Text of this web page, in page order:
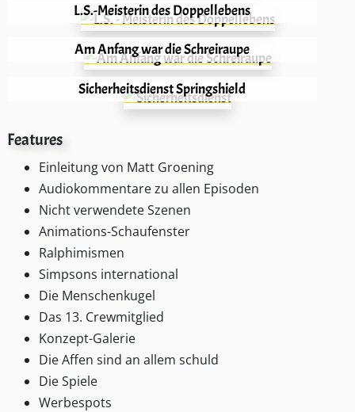
L.S.-Meisterin des Doppellebens
Am Anfang war die Schreiraupe
Sicherheitsdienst Springshield
Features
Einleitung von Matt Groening
Audiokommentare zu allen Episoden
Nicht verwendete Szenen
Animations-Schaufenster
Ralphimismen
Simpsons international
Die Menschenkugel
Das 13. Crewmitglied
Konzept-Galerie
Die Affen sind an allem schuld
Die Spiele
Werbespots